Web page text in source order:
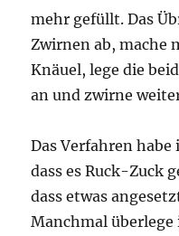
mehr gefüllt. Das
Zwirnen ab, mache
Knäuel, lege die
an und zwirne
Das Verfahren
dass es Ruck-Zuck
dass etwas
Manchmal überlege